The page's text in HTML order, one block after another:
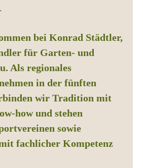
bei Konrad Städtler,
für Garten‑ und
Als regionales
in der fünften
wir Tradition mit
und stehen
sowie
fachlicher Kompetenz